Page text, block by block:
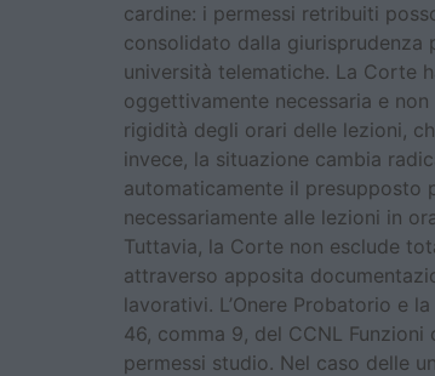
cardine: i permessi retribuiti
consolidato dalla giurisprudenza
università telematiche. La Corte
oggettivamente necessaria e
rigidità degli orari delle lezioni,
invece, la situazione cambia
automaticamente il presupposto
necessariamente alle lezioni in
Tuttavia, la Corte non esclude
attraverso apposita
lavorativi. L’Onere Probatorio e
46, comma 9, del CCNL
permessi studio. Nel caso delle